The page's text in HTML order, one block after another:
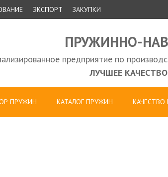
ЭКСПОРТ ЗАКУПКИ
ПРУЖИННО-
предприятие по
ЛУЧШЕЕ
ПРУЖИН КАТАЛОГ ПРУЖИН